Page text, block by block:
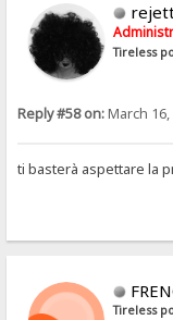
Tireless
Reply #58 on:March 16,
ti basterà aspettare la
Tireless